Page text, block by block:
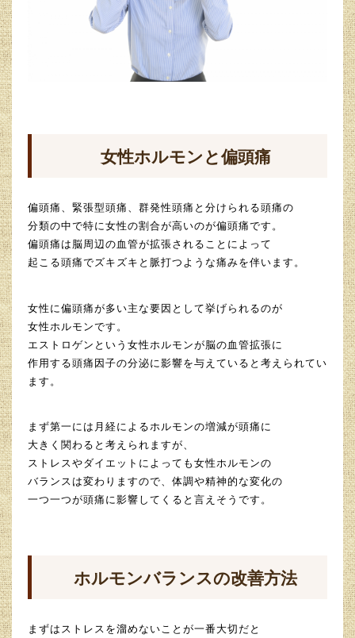
女性ホルモンと偏頭痛
偏頭痛、緊張型頭痛、群発性頭痛と分けられる頭痛の
分類の中で特に女性の割合が高いのが偏頭痛です。
偏頭痛は脳周辺の血管が拡張されることによって
起こる頭痛でズキズキと脈打つような痛みを伴います。
女性に偏頭痛が多い主な要因として挙げられるのが
女性ホルモンです。
エストロゲンという女性ホルモンが脳の血管拡張に
作用する頭痛因子の分泌に影響を与えていると考えられてい
ます。
まず第一には月経によるホルモンの増減が頭痛に
大きく関わると考えられますが、
ストレスやダイエットによっても女性ホルモンの
バランスは変わりますので、体調や精神的な変化の
一つ一つが頭痛に影響してくると言えそうです。
ホルモンバランスの改善方法
まずはストレスを溜めないことが一番大切だと